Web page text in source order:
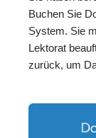
Buchen Sie
System. Sie
Lektorat
zurück, um